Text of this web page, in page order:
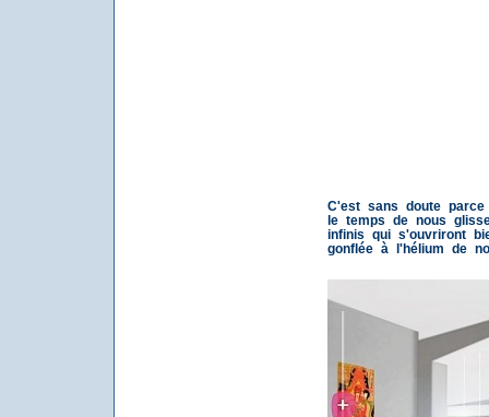
C'est sans doute
le temps de nous
infinis qui s'ouvriront
gonflée à l'hélium de